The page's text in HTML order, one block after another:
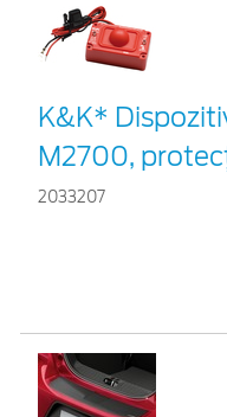
K&K*
M2700,
2033207